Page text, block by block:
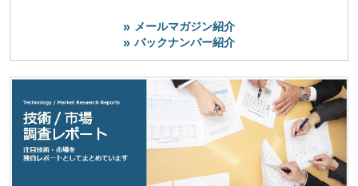
メールマガジン紹介
バックナンバー紹介